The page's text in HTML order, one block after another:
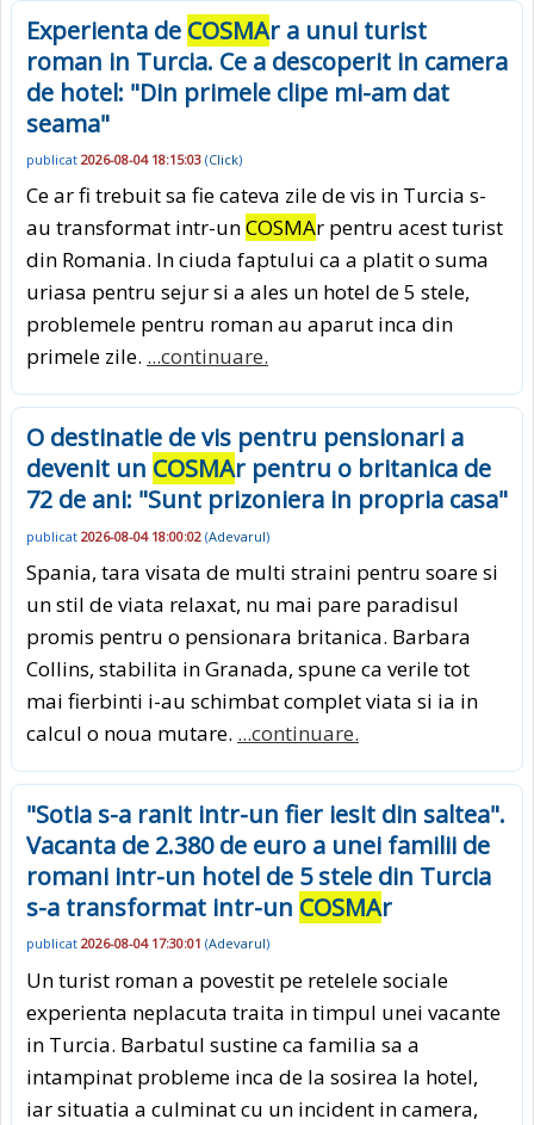
Experienta de COSMAr a unui turist
roman in Turcia. Ce a descoperit in camera
de hotel: "Din primele clipe mi-am dat
seama"
publicat 2026-08-04 18:15:03 (Click)
Ce ar fi trebuit sa fie cateva zile de vis in Turcia s-
au transformat intr-unCOSMAr pentru acest turist
din Romania. In ciuda faptului ca a platit o suma
uriasa pentru sejur si a ales un hotel de 5 stele,
problemele pentru roman au aparut inca din
primele zile. ...continuare.
O destinatie de vis pentru pensionari a
devenit un COSMAr pentru o britanica de
72 de ani: "Sunt prizoniera in propria casa"
publicat 2026-08-04 18:00:02 (Adevarul)
Spania, tara visata de multi straini pentru soare si
un stil de viata relaxat, nu mai pare paradisul
promis pentru o pensionara britanica. Barbara
Collins, stabilita in Granada, spune ca verile tot
mai fierbinti i-au schimbat complet viata si ia in
calcul o noua mutare. ...continuare.
"Sotia s-a ranit intr-un fier iesit din saltea".
Vacanta de 2.380 de euro a unei familii de
romani intr-un hotel de 5 stele din Turcia
s-a transformat intr-un COSMAr
publicat 2026-08-04 17:30:01 (Adevarul)
Un turist roman a povestit pe retelele sociale
experienta neplacuta traita in timpul unei vacante
in Turcia. Barbatul sustine ca familia sa a
intampinat probleme inca de la sosirea la hotel,
iar situatia a culminat cu un incident in camera,